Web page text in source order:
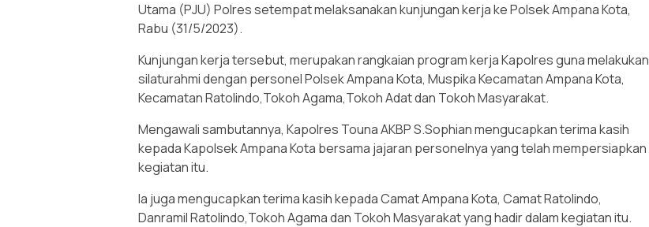
Utama (PJU) Polres setempat melaksanakan kunjungan kerja ke Polsek Ampana Kota,
Rabu (31/5/2023).
Kunjungan kerja tersebut, merupakan rangkaian program kerja Kapolres guna melakukan
silaturahmi dengan personel Polsek Ampana Kota, Muspika Kecamatan Ampana Kota,
Kecamatan Ratolindo,Tokoh Agama,Tokoh Adat dan Tokoh Masyarakat.
Mengawali sambutannya, Kapolres Touna AKBP S.Sophian mengucapkan terima kasih
kepada Kapolsek Ampana Kota bersama jajaran personelnya yang telah mempersiapkan
kegiatan itu.
Ia juga mengucapkan terima kasih kepada Camat Ampana Kota, Camat Ratolindo,
Danramil Ratolindo,Tokoh Agama dan Tokoh Masyarakat yang hadir dalam kegiatan itu.